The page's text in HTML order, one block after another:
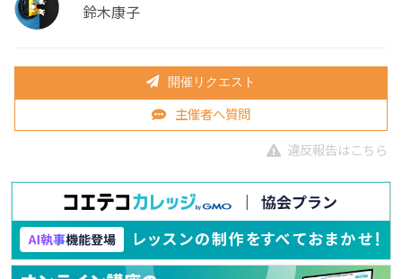
鈴木康子
開催リクエスト
主催者へ質問
違反報告はこちら